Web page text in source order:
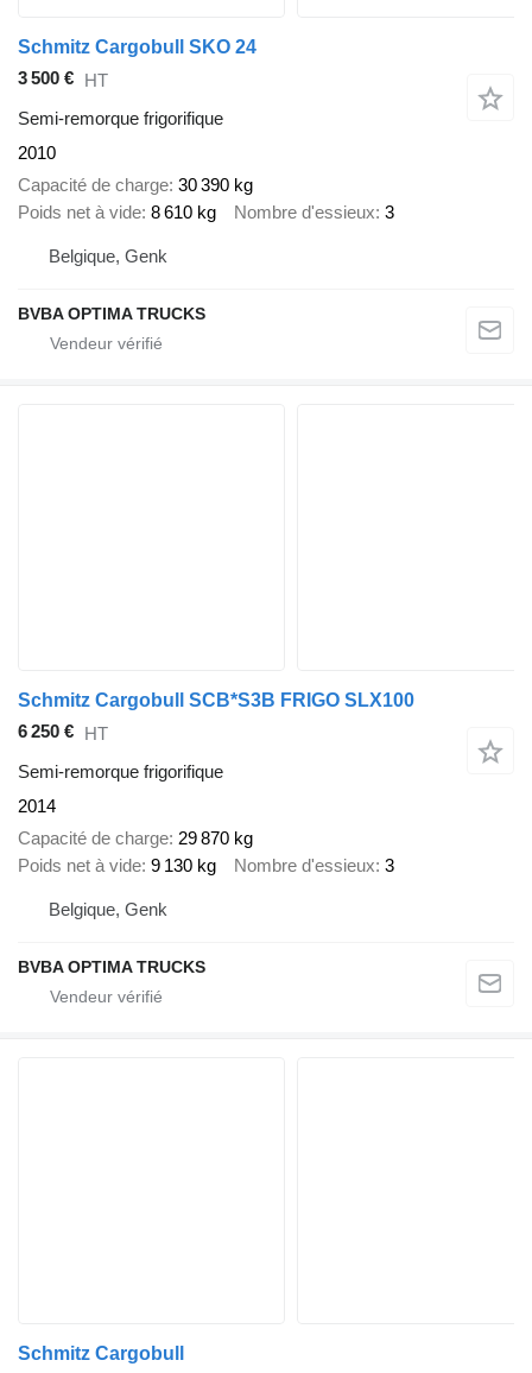
Schmitz Cargobull SKO 24
3 500 € HT
Semi-remorque frigorifique
2010
Capacité de charge 30 390 kg
Poids net à vide 8 610 kg Nombre d'essieux 3
Belgique, Genk
BVBA OPTIMA TRUCKS
Schmitz Cargobull SCB*S3B FRIGO SLX100
6 250 € HT
Semi-remorque frigorifique
2014
Capacité de charge 29 870 kg
Poids net à vide 9 130 kg Nombre d'essieux 3
Belgique, Genk
BVBA OPTIMA TRUCKS
Schmitz Cargobull